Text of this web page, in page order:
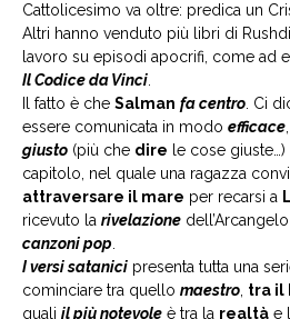
Cattolicesimo va oltre: predica un
Altri hanno venduto più libri di
lavoro su episodi apocrifi, come ad
Il Codice da Vinci
Il fatto è che Salman fa centro . Ci
essere comunicata in modo efficace
giusto (più che dire le cose
capitolo, nel quale una ragazza
attraversare il mare per recarsi a
ricevuto la rivelazione
canzoni pop
I versi satanici presenta tutta una
cominciare tra quello maestro tra il
quali il più notevole è tra la realtà e